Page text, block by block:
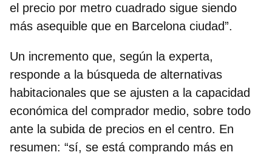
el precio por metro cuadrado sigue siendo
más asequible que en Barcelona ciudad”.
Un incremento que, según la experta,
responde a la búsqueda de alternativas
habitacionales que se ajusten a la capacidad
económica del comprador medio, sobre todo
ante la subida de precios en el centro. En
resumen: “sí, se está comprando más en